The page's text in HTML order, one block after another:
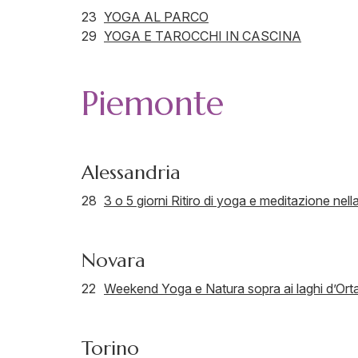
23 YOGA AL PARCO
29 YOGA E TAROCCHI IN CASCINA
Piemonte
Alessandria
28 3 o 5 giorni Ritiro di yoga e meditazione
Novara
22 Weekend Yoga e Natura sopra ai laghi
Torino